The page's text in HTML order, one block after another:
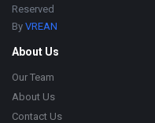
Reserved
By VREAN
About Us
Our Team
About Us
Contact Us